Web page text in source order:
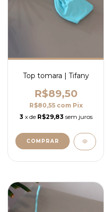
Top tomara | Tifany
R$89,50
R$80,55 com Pix
3 x de R$29,83 sem juros
COMPRAR